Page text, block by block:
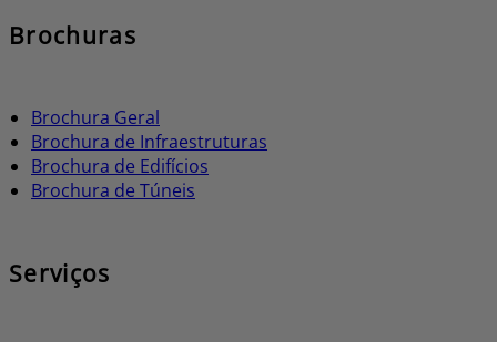
Brochuras
Brochura Geral
Brochura de Infraestruturas
Brochura de Edifícios
Brochura de Túneis
Serviços